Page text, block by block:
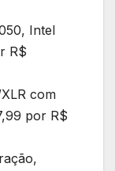
Intel
R$
com
por R$